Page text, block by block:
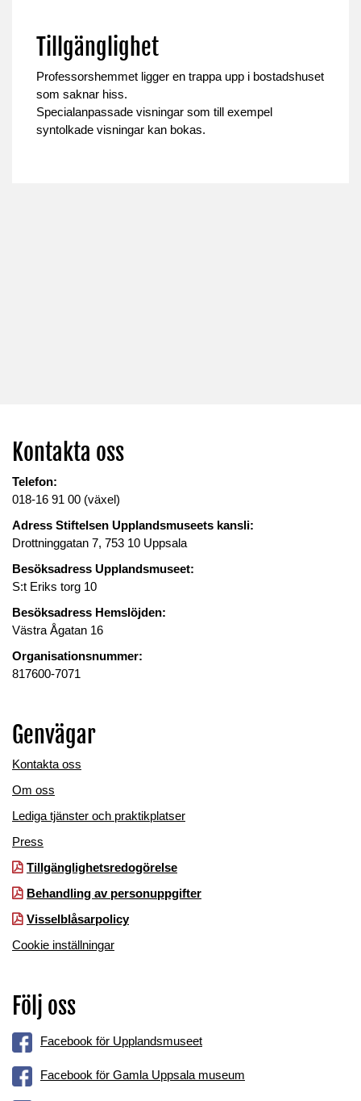
Tillgänglighet
Professorshemmet ligger en trappa upp i bostadshuset
som saknar hiss.
Specialanpassade visningar som till exempel
syntolkade visningar kan bokas.
Kontakta oss
Telefon:
018-16 91 00 (växel)
Adress Stiftelsen Upplandsmuseets kansli:
Drottninggatan 7, 753 10 Uppsala
Besöksadress Upplandsmuseet:
S:t Eriks torg 10
Besöksadress Hemslöjden:
Västra Ågatan 16
Organisationsnummer:
817600-7071
Genvägar
Kontakta oss
Om oss
Lediga tjänster och praktikplatser
Press
Tillgänglighetsredogörelse
Behandling av personuppgifter
Visselblåsarpolicy
Cookie inställningar
Följ oss
Facebook för Upplandsmuseet
Facebook för Gamla Uppsala museum